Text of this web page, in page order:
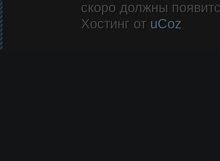
скоро должны
Хостинг от uCoz